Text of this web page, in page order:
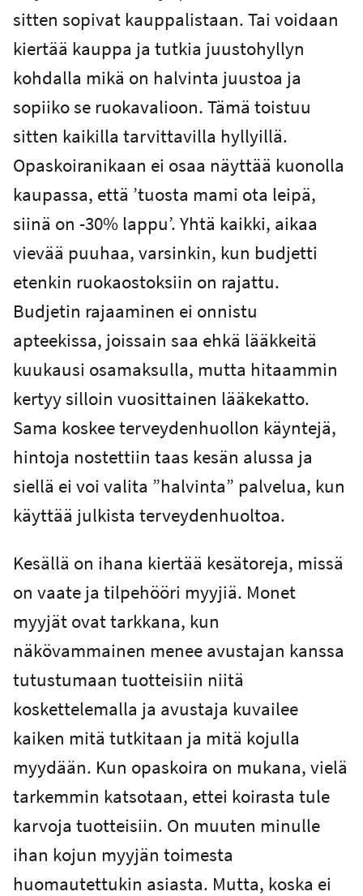
sitten sopivat kauppalistaan. Tai voidaan
kiertää kauppa ja tutkia juustohyllyn
kohdalla mikä on halvinta juustoa ja
sopiiko se ruokavalioon. Tämä toistuu
sitten kaikilla tarvittavilla hyllyillä.
Opaskoiranikaan ei osaa näyttää kuonolla
kaupassa, että ’tuosta mami ota leipä,
siinä on -30% lappu’. Yhtä kaikki, aikaa
vievää puuhaa, varsinkin, kun budjetti
etenkin ruokaostoksiin on rajattu.
Budjetin rajaaminen ei onnistu
apteekissa, joissain saa ehkä lääkkeitä
kuukausi osamaksulla, mutta hitaammin
kertyy silloin vuosittainen lääkekatto.
Sama koskee terveydenhuollon käyntejä,
hintoja nostettiin taas kesän alussa ja
siellä ei voi valita ”halvinta” palvelua, kun
käyttää julkista terveydenhuoltoa.
Kesällä on ihana kiertää kesätoreja, missä
on vaate ja tilpehööri myyjiä. Monet
myyjät ovat tarkkana, kun
näkövammainen menee avustajan kanssa
tutustumaan tuotteisiin niitä
koskettelemalla ja avustaja kuvailee
kaiken mitä tutkitaan ja mitä kojulla
myydään. Kun opaskoira on mukana, vielä
tarkemmin katsotaan, ettei koirasta tule
karvoja tuotteisiin. On muuten minulle
ihan kojun myyjän toimesta
huomautettukin asiasta. Mutta, koska ei